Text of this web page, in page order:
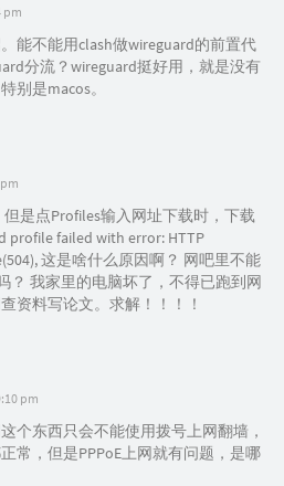
pm
能不能用clash做wireguard的前置代
分流？wireguard挺好用，就是没有
别是macos。
是点Profiles输入网址下载时，下载
profile failed with error: HTTP
这是啥什么原因啊？ 网吧里不能
？ 我家里的电脑坏了，不得已跑到网
资料写论文。求解！！！！
pm
个东西只会不能使用拨号上网翻墙，
常，但是PPPoE上网就有问题，是哪